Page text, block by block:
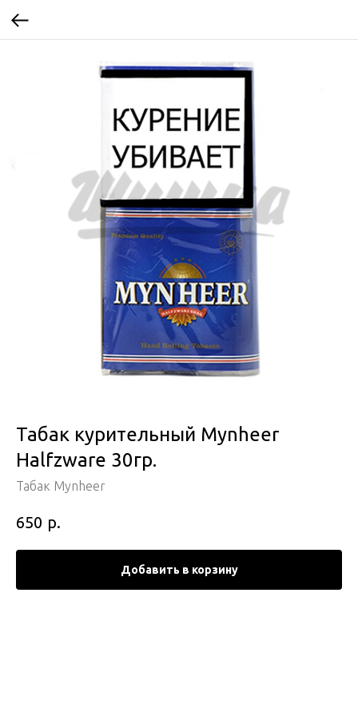
Табак курительный Mynheer
Halfzware 30гр.
Табак Mynheer
650 р.
Добавить в корзину